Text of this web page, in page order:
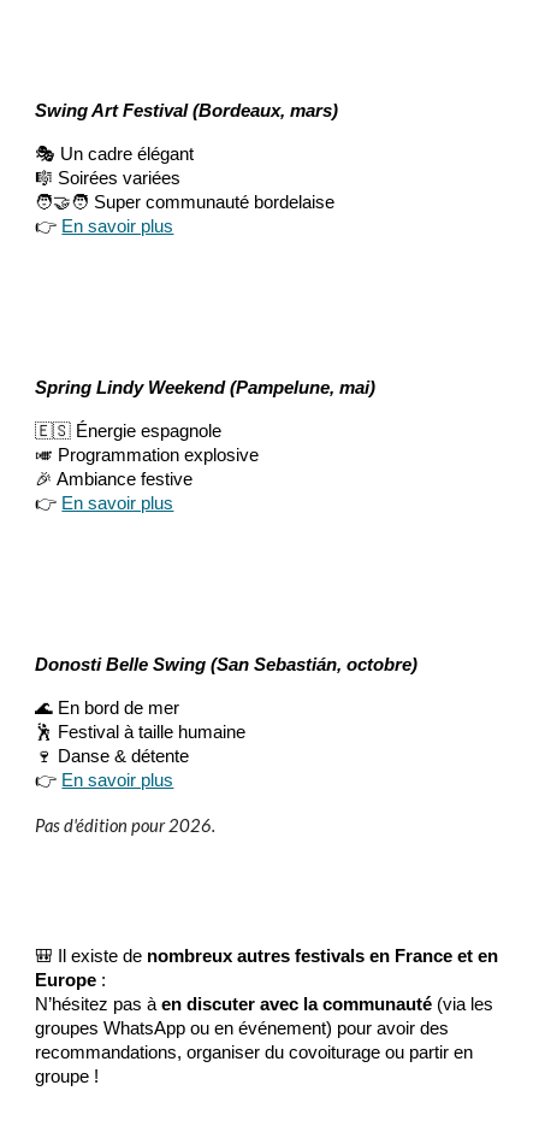
Swing Art Festival (Bordeaux, mars)
🎭 Un cadre élégant
🎼 Soirées variées
🧑‍🤝‍🧑 Super communauté bordelaise
👉 En savoir plus
Spring Lindy Weekend (Pampelune, mai)
🇪🇸 Énergie espagnole
🎺 Programmation explosive
🎉 Ambiance festive
👉 En savoir plus
Donosti Belle Swing (San Sebastián, octobre)
🌊 En bord de mer
🕺 Festival à taille humaine
🍷 Danse & détente
👉 En savoir plus
Pas d'édition pour 2026.
🎒 Il existe de nombreux autres festivals en France et en
Europe :
N’hésitez pas àen discuter avec la communauté (via les
groupes WhatsApp ou en événement) pour avoir des
recommandations, organiser du covoiturage ou partir en
groupe !